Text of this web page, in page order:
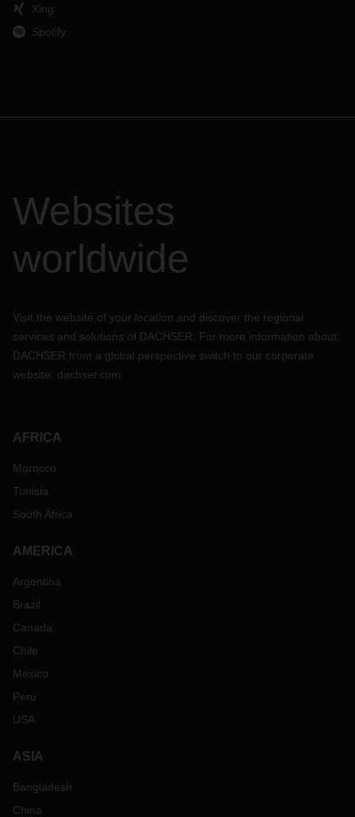
Bei Fragen wenden Sie sich bitte gerne an ihren gewohnten
DACHSER Ansprechpartner, um Informationen zu Ihrer
Xing
Spotify
Websites
worldwide
Visit the website of your location and discover the regional
services and solutions of DACHSER. For more information about
DACHSER from a global perspective switch to our corporate
website: dachser.com
AFRICA
Morocco
Tunisia
South Africa
AMERICA
Argentina
Brazil
Canada
Chile
Mexico
Peru
USA
ASIA
Bangladesh
China